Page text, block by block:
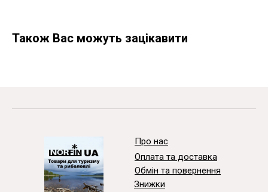
Також Вас можуть зацікавити
Про нас
Оплата та доставка
Обмін та повернення
Знижки